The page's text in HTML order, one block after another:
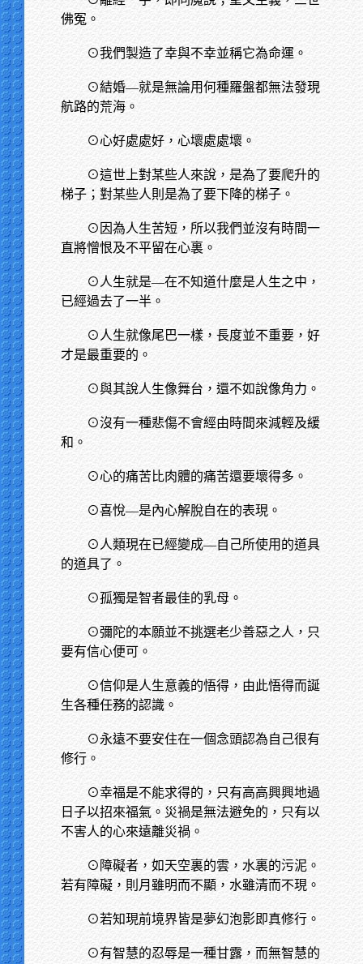
佛冤。
⊙我們製造了幸與不幸並稱它為命運。
⊙結婚—就是無論用何種羅盤都無法發現
航路的荒海。
⊙心好處處好，心壞處處壞。
⊙這世上對某些人來說，是為了要爬升的
梯子；對某些人則是為了要下降的梯子。
⊙因為人生苦短，所以我們並沒有時間一
直將憎恨及不平留在心裏。
⊙人生就是—在不知道什麼是人生之中，
已經過去了一半。
⊙人生就像尾巴一樣，長度並不重要，好
才是最重要的。
⊙與其說人生像舞台，還不如說像角力。
⊙沒有一種悲傷不會經由時間來減輕及緩
和。
⊙心的痛苦比肉體的痛苦還要壞得多。
⊙喜悅—是內心解脫自在的表現。
⊙人類現在已經變成—自己所使用的道具
的道具了。
⊙孤獨是智者最佳的乳母。
⊙彌陀的本願並不挑選老少善惡之人，只
要有信心便可。
⊙信仰是人生意義的悟得，由此悟得而誕
生各種任務的認識。
⊙永遠不要安住在一個念頭認為自己很有
修行。
⊙幸福是不能求得的，只有高高興興地過
日子以招來福氣。災禍是無法避免的，只有以
不害人的心來遠離災禍。
⊙障礙者，如天空裏的雲，水裏的污泥。
若有障礙，則月雖明而不顯，水雖清而不現。
⊙若知現前境界皆是夢幻泡影即真修行。
⊙有智慧的忍辱是一種甘露，而無智慧的